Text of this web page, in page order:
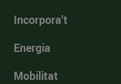
Incorpora't
Energia
Mobilitat